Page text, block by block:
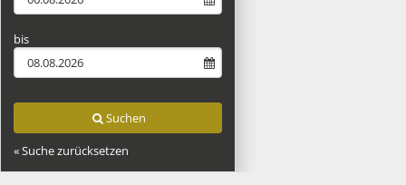
bis
Suchen
« Suche zurücksetzen